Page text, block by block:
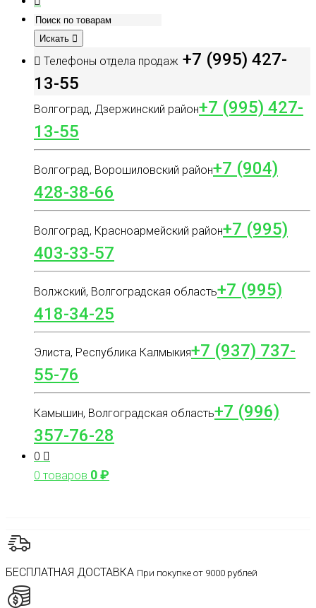
Искать
Телефоны отдела продаж +7 (995) 427-
13-55
Волгоград, Дзержинский район+7 (995) 427-
13-55
Волгоград, Ворошиловский район+7 (904)
428-38-66
Волгоград, Красноармейский район+7 (995)
403-33-57
Волжский, Волгоградская область+7 (995)
418-34-25
Элиста, Республика Калмыкия+7 (937) 737-
55-76
Камышин, Волгоградская область+7 (996)
357-76-28
0
0 товаров 0₽
БЕСПЛАТНАЯ ДОСТАВКА При покупке от 9000 рублей